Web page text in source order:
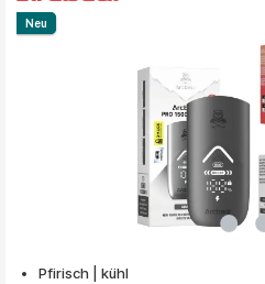
Bildergalerie überspringen
Neu
Neu
Pfirisch | kühl